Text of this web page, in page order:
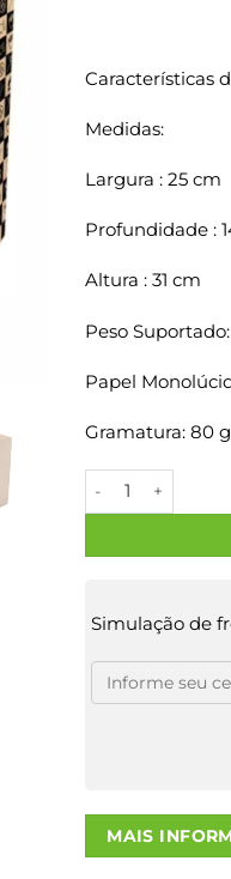
Características
Medidas:
Largura : 25 cm
Profundidade :
Altura : 31 cm
Peso
Papel
Gramatura: 80
Sacos Papel
Simulação de
MAIS